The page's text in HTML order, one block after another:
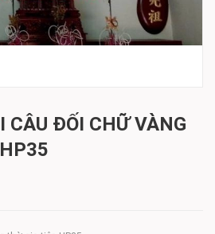
CÂU ĐỐI CHỮ VÀNG